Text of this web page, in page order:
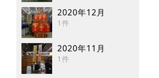
2020年12月
1件
2020年11月
1件